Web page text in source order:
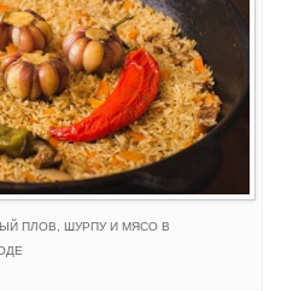
ПЛОВ, ШУРПУ И МЯСО В